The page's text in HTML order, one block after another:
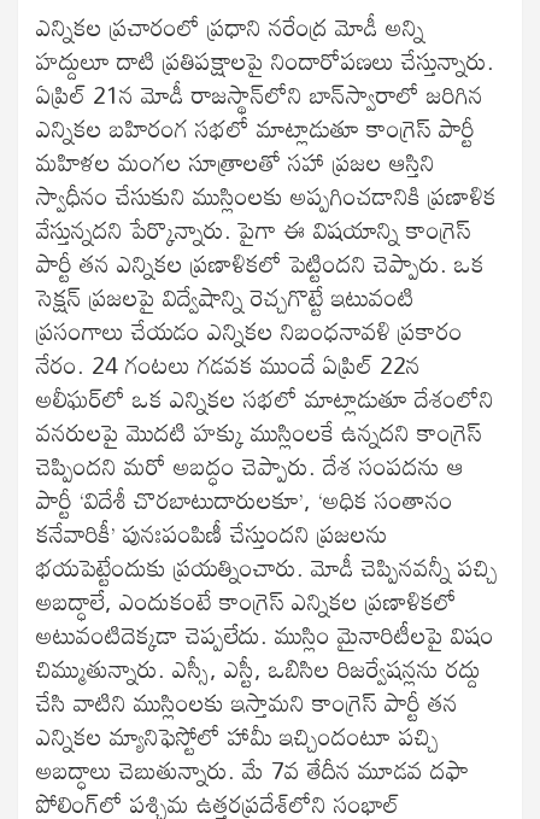
ఎన్నికల ప్రచారంలో ప్రధాని నరేంద్ర మోడీ అన్ని
హద్దులూ దాటి ప్రతిపక్షాలపై నిందారోపణలు చేస్తున్నారు.
ఏప్రిల్‌ 21న మోడీ రాజస్థాన్‌లోని బాన్‌స్వారాలో జరిగిన
ఎన్నికల బహిరంగ సభలో మాట్లాడుతూ కాంగ్రెస్‌ పార్టీ
మహిళల మంగల సూత్రాలతో సహా ప్రజల ఆస్తిని
స్వాధీనం చేసుకుని ముస్లింలకు అప్పగించడానికి ప్రణాళిక
వేస్తున్నదని పేర్కొన్నారు. పైగా ఈ విషయాన్ని కాంగ్రెస్‌
పార్టీ తన ఎన్నికల ప్రణాళికలో పెట్టిందని చెప్పారు. ఒక
సెక్షన్‌ ప్రజలపై విద్వేషాన్ని రెచ్చగొట్టే ఇటువంటి
ప్రసంగాలు చేయడం ఎన్నికల నిబంధనావళి ప్రకారం
నేరం. 24 గంటలు గడవక ముందే ఏప్రిల్‌ 22న
అలీఘర్‌లో ఒక ఎన్నికల సభలో మాట్లాడుతూ దేశంలోని
వనరులపై మొదటి హక్కు ముస్లింలకే ఉన్నదని కాంగ్రెస్‌
చెప్పిందని మరో అబద్ధం చెప్పారు. దేశ సంపదను ఆ
పార్టీ ‘విదేశీ చొరబాటుదారులకూ’, ‘అధిక సంతానం
కనేవారికీ’ పునఃపంపిణీ చేస్తుందని ప్రజలను
భయపెట్టేందుకు ప్రయత్నించారు. మోడీ చెప్పినవన్నీ పచ్చి
అబద్ధాలే, ఎందుకంటే కాంగ్రెస్‌ ఎన్నికల ప్రణాళికలో
అటువంటిదెక్కడా చెప్పలేదు. ముస్లిం మైనారిటీలపై విషం
చిమ్ముతున్నారు. ఎస్సీ, ఎస్టీ, ఒబిసిల రిజర్వేషన్లను రద్దు
చేసి వాటిని ముస్లింలకు ఇస్తామని కాంగ్రెస్‌ పార్టీ తన
ఎన్నికల మ్యానిఫెస్టోలో హామీ ఇచ్చిందంటూ పచ్చి
అబద్ధాలు చెబుతున్నారు. మే 7వ తేదీన మూడవ దఫా
పోలింగ్‌లో పశ్చిమ ఉత్తరప్రదేశ్‌లోని సంభాల్‌